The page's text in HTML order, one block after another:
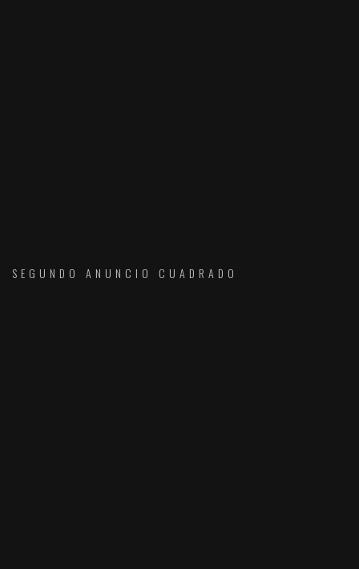
SEGUNDO ANUNCIO CUADRADO